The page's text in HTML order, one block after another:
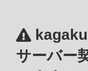
サーバー